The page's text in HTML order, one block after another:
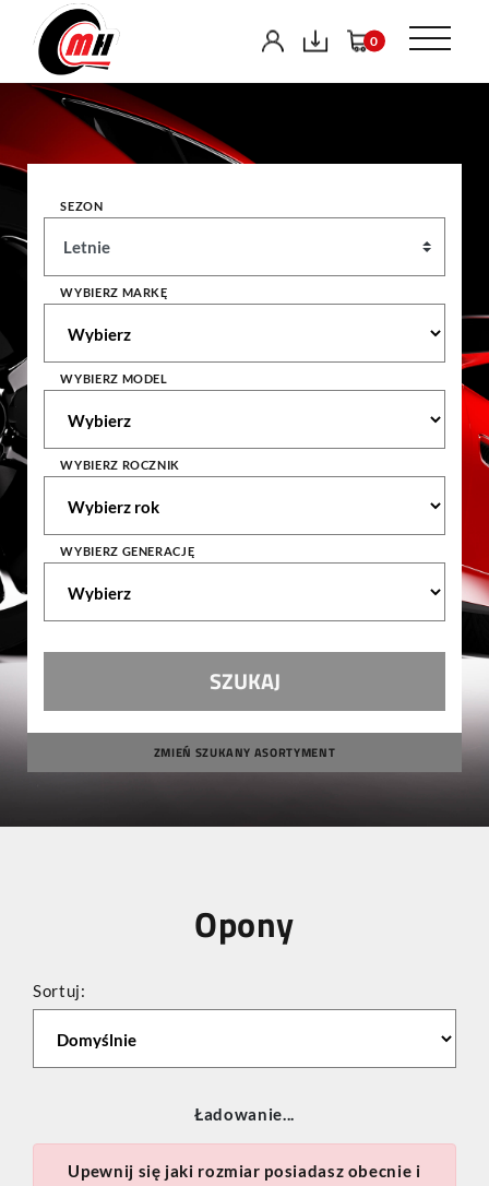
0
SEZON
WYBIERZ MARKĘ
WYBIERZ MODEL
WYBIERZ ROCZNIK
WYBIERZ GENERACJĘ
ZMIEŃ SZUKANY ASORTYMENT
Opony
Sortuj:
Ładowanie...
Upewnij się jaki rozmiar posiadasz obecnie i